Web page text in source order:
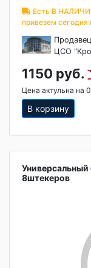
Есть В
привезем сегодня
ЦСО
1150 руб.
Цена актульна на
В корзину
Универсальный
8штекеров